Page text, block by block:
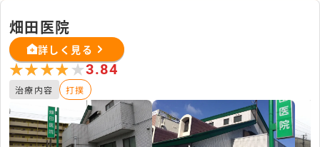
畑田医院
詳しく見る
★★★★★
★★★★★3.84
治療内容 打撲